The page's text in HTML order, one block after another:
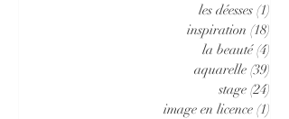
les déesses (1)
inspiration (18)
la beauté (4)
aquarelle (39)
stage (24)
image en licence (1)